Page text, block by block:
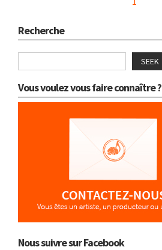
Recherche
SEEK
Vous voulez vous faire connaître ?
Nous suivre sur Facebook